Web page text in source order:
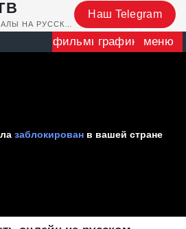
Наш Telegram
фильмыграфик меню